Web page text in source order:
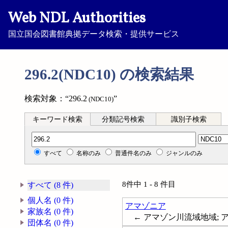
Web NDL Authorities
国立国会図書館典拠データ検索・提供サービス
296.2(NDC10) の検索結果
検索対象：“296.2 (NDC10)”
キーワード検索 分類記号検索 識別子検索
分類記号検索
すべて 名称のみ 普通件名のみ ジャンルのみ
すべて (8 件)
個人名 (0 件)
家族名 (0 件)
団体名 (0 件)
8件中 1 - 8 件目
アマゾニア
← アマゾン川流域地域;